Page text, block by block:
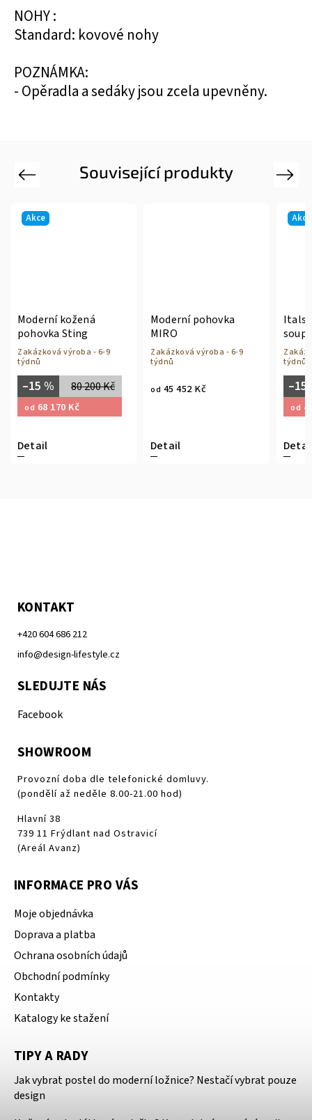
NOHY :
Standard: kovové nohy
POZNÁMKA:
- Opěradla a sedáky jsou zcela upevněny.
Související produkty
Previous
Akce
Moderní kožená
pohovka Sting
Zakázková výroba - 6-9
týdnů
80 200 Kč
–15 %
od 68 170 Kč
Detail
Moderní pohovka
MIRO
Zakázková výroba - 6-9
týdnů
od 45 452 Kč
Detail
Akce
týdnů
–15
od
Next
KONTAKT
+420 604 686 212
info@design-lifestyle.cz
SLEDUJTE NÁS
Facebook
SHOWROOM
Provozní doba dle telefonické domluvy.
(pondělí až neděle 8.00-21.00 hod)
Hlavní 38
739 11 Frýdlant nad Ostravicí
(Areál Avanz)
INFORMACE PRO VÁS
Moje objednávka
Doprava a platba
Ochrana osobních údajů
Obchodní podmínky
Kontakty
Katalogy ke stažení
TIPY A RADY
Jak vybrat postel do moderní ložnice? Nestačí vybrat pouze
design